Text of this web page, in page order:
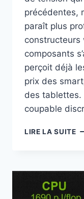
précédentes,
paraît plus
constructeurs
composants
perçoit déjà
prix des
des tablettes.
coupable
LIRE LA SUITE